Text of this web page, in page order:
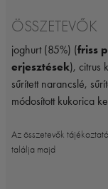
ÖSSZETEVŐK
joghurt (85%) (friss
erjesztések), citrus
sűrített narancslé,
módosított kukorica
Az összetevők
találja majd